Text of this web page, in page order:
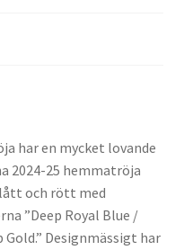
har en mycket lovande
2024-25 hemmatröja
och rött med
”Deep Royal Blue /
Designmässigt har